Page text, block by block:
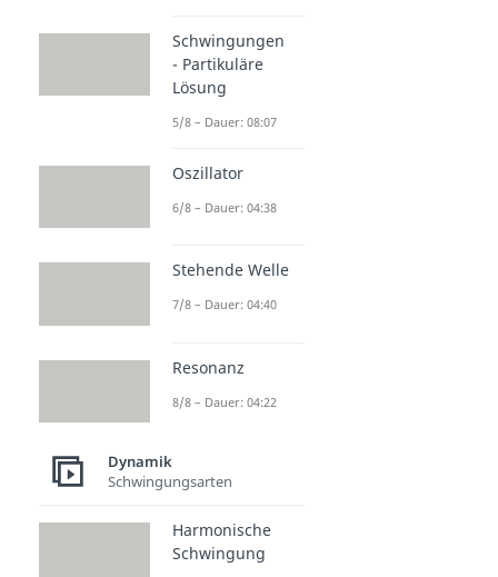
Schwingungen
- Partikuläre
Lösung
5/8 – Dauer: 08:07
Oszillator
6/8 – Dauer: 04:38
Stehende Welle
7/8 – Dauer: 04:40
Resonanz
8/8 – Dauer: 04:22
Dynamik
Schwingungsarten
Harmonische
Schwingung